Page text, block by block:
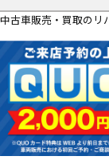
中古車販売・買取のリ